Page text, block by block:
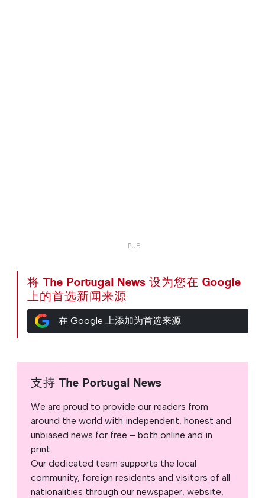
将 The Portugal News 设为您在 Google
上的首选新闻来源
在 Google 上添加为首选来源
支持 The Portugal News
We are proud to provide our readers from
around the world with independent, honest and
unbiased news for free – both online and in
print.
Our dedicated team supports the local
community, foreign residents and visitors of all
nationalities through our newspaper, website,